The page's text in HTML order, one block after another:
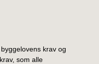
krav og
som alle